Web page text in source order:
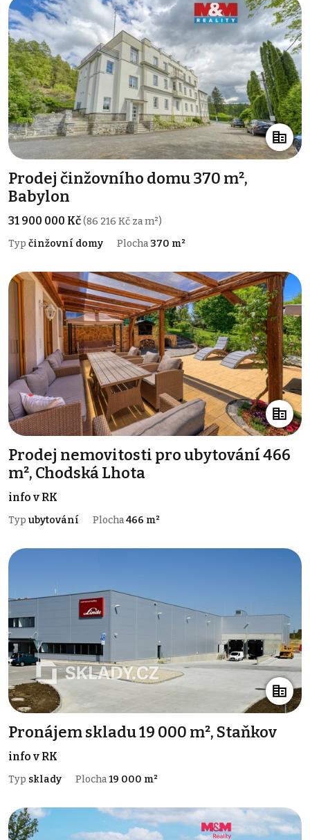
Prodej činžovního domu 370 m²,
Babylon
31 900 000 Kč(86 216 Kč za m²)
Typ činžovní domy Plocha 370 m²
Prodej nemovitosti pro ubytování 466
m², Chodská Lhota
info v RK
Typ ubytování Plocha466 m²
Pronájem skladu 19 000 m², Staňkov
info v RK
Typ sklady Plocha19 000 m²